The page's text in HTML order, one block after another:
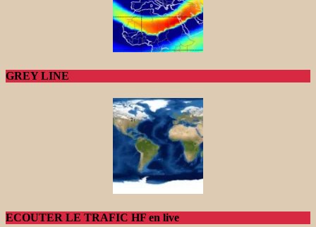
GREY LINE
ECOUTER LE TRAFIC HF en live